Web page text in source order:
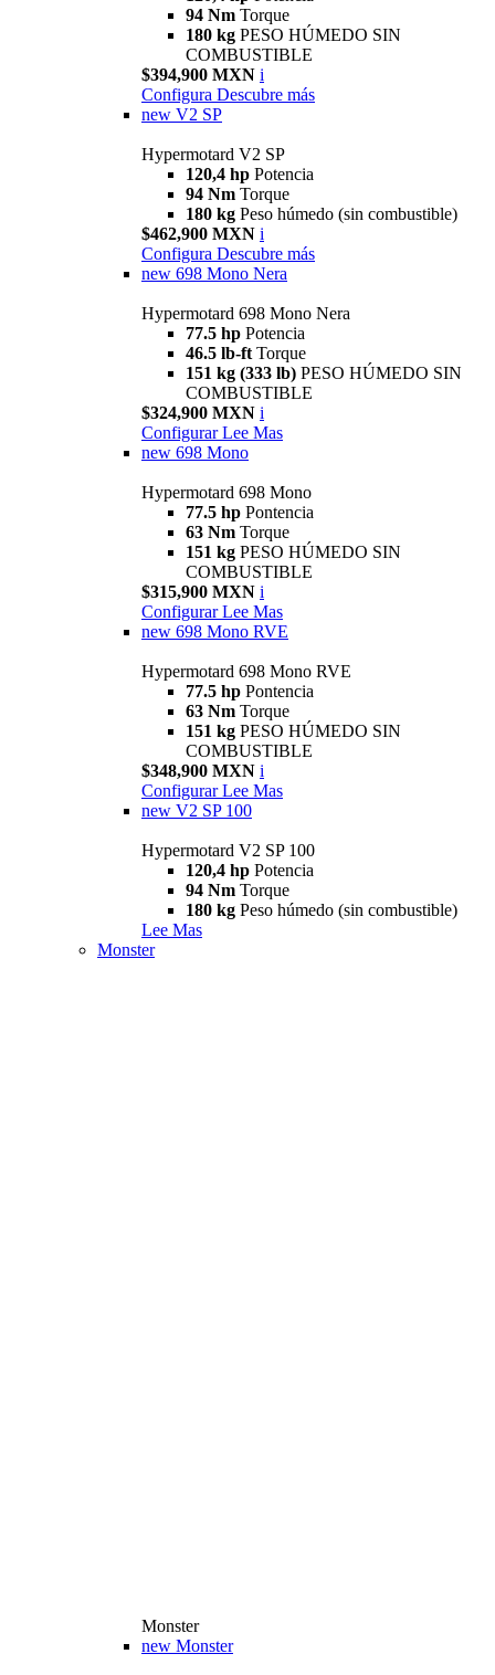
94 Nm Torque
180 kg PESO HÚMEDO SIN
COMBUSTIBLE
$394,900 MXN i
Configura Descubre más
new V2 SP
Hypermotard V2 SP
120,4 hp Potencia
94 Nm Torque
180 kg Peso húmedo (sin combustible)
$462,900 MXN i
Configura Descubre más
new 698 Mono Nera
Hypermotard 698 Mono Nera
77.5 hp Potencia
46.5 lb-ft Torque
151 kg (333 lb) PESO HÚMEDO SIN
COMBUSTIBLE
$324,900 MXN i
Configurar Lee Mas
new 698 Mono
Hypermotard 698 Mono
77.5 hp Pontencia
63 Nm Torque
151 kg PESO HÚMEDO SIN
COMBUSTIBLE
$315,900 MXN i
Configurar Lee Mas
new 698 Mono RVE
Hypermotard 698 Mono RVE
77.5 hp Pontencia
63 Nm Torque
151 kg PESO HÚMEDO SIN
COMBUSTIBLE
$348,900 MXN i
Configurar Lee Mas
new V2 SP 100
Hypermotard V2 SP 100
120,4 hp Potencia
94 Nm Torque
180 kg Peso húmedo (sin combustible)
Lee Mas
Monster
Monster
new Monster